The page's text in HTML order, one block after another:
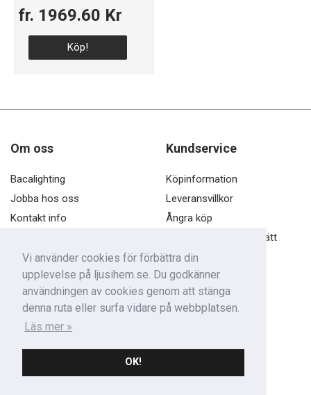
Vi använder cookies för förbättra din
upplevelse på ljusihem.se. Du godkänner
användningen av cookies genom att stänga
denna ruta eller surfa vidare på webbplatsen.
Läs mer »
OK!
fr. 1969.60 Kr
Köp!
Om oss
Bacalighting
Jobba hos oss
Kontakt info
Kundservice
Köpinformation
Leveransvillkor
Ångra köp
Öppet köp och ångerrätt
Dataskyddspolicy
Kontakta oss
Baca Nordic AB
Fjärilsgatan 1, 60361 Norrköping
Telefon: 011-13 69 93